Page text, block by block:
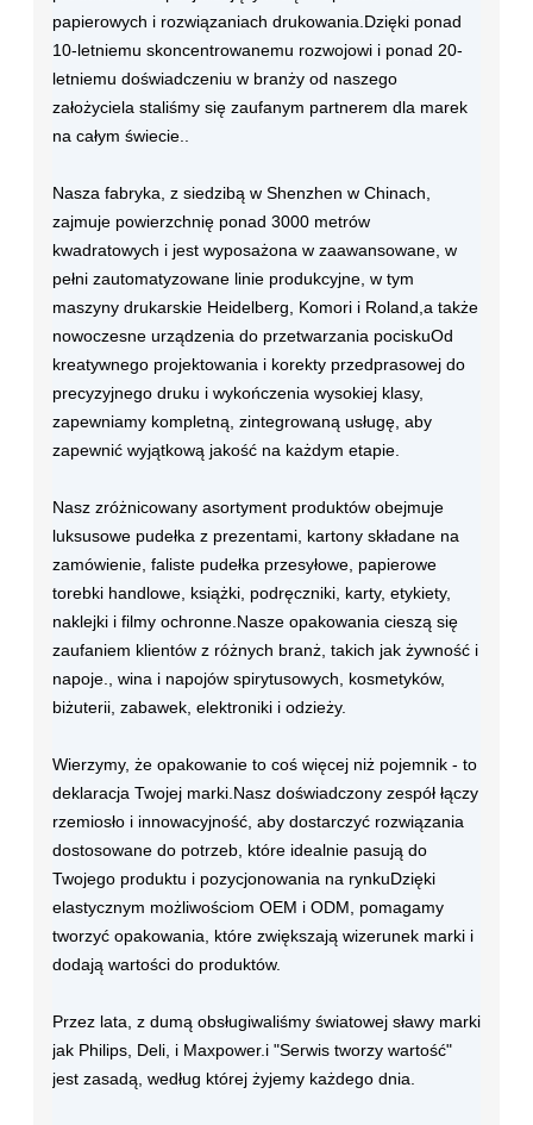
papierowych i rozwiązaniach drukowania.Dzięki ponad
10-letniemu skoncentrowanemu rozwojowi i ponad 20-
letniemu doświadczeniu w branży od naszego
założyciela staliśmy się zaufanym partnerem dla marek
na całym świecie..
Nasza fabryka, z siedzibą w Shenzhen w Chinach,
zajmuje powierzchnię ponad 3000 metrów
kwadratowych i jest wyposażona w zaawansowane, w
pełni zautomatyzowane linie produkcyjne, w tym
maszyny drukarskie Heidelberg, Komori i Roland,a także
nowoczesne urządzenia do przetwarzania pociskuOd
kreatywnego projektowania i korekty przedprasowej do
precyzyjnego druku i wykończenia wysokiej klasy,
zapewniamy kompletną, zintegrowaną usługę, aby
zapewnić wyjątkową jakość na każdym etapie.
Nasz zróżnicowany asortyment produktów obejmuje
luksusowe pudełka z prezentami, kartony składane na
zamówienie, faliste pudełka przesyłowe, papierowe
torebki handlowe, książki, podręczniki, karty, etykiety,
naklejki i filmy ochronne.Nasze opakowania cieszą się
zaufaniem klientów z różnych branż, takich jak żywność i
napoje., wina i napojów spirytusowych, kosmetyków,
biżuterii, zabawek, elektroniki i odzieży.
Wierzymy, że opakowanie to coś więcej niż pojemnik - to
deklaracja Twojej marki.Nasz doświadczony zespół łączy
rzemiosło i innowacyjność, aby dostarczyć rozwiązania
dostosowane do potrzeb, które idealnie pasują do
Twojego produktu i pozycjonowania na rynkuDzięki
elastycznym możliwościom OEM i ODM, pomagamy
tworzyć opakowania, które zwiększają wizerunek marki i
dodają wartości do produktów.
Przez lata, z dumą obsługiwaliśmy światowej sławy marki
jak Philips, Deli, i Maxpower.i "Serwis tworzy wartość"
jest zasadą, według której żyjemy każdego dnia.